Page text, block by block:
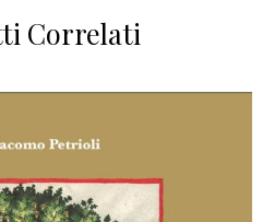
Correlati